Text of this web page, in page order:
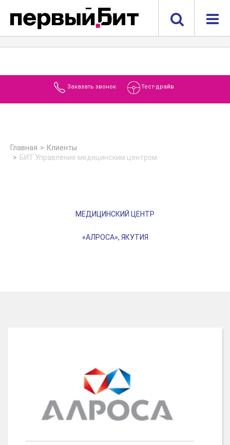
Заказать звонок Тест-драйв
Главная
Клиенты
БИТ.Управление медицинским центром
МЕДИЦИНСКИЙ ЦЕНТР
«АЛРОСА», ЯКУТИЯ